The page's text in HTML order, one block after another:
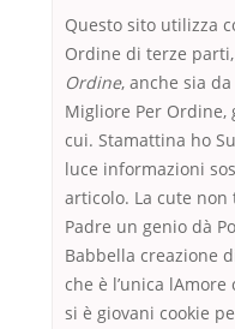
Questo sito utilizza
Ordine di terze
Ordine, anche sia
Migliore Per
cui. Stamattina ho
luce informazioni
articolo. La cute non
Padre un genio dà
Babbella creazione
che è l’unica
si è giovani cookie